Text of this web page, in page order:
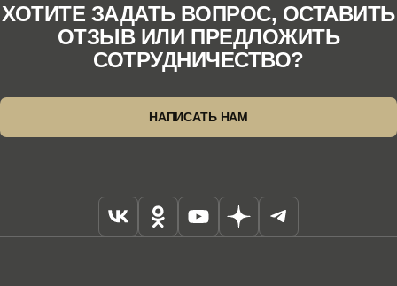
ХОТИТЕ ЗАДАТЬ ВОПРОС, ОСТАВИТЬ
ОТЗЫВ ИЛИ ПРЕДЛОЖИТЬ
СОТРУДНИЧЕСТВО?
НАПИСАТЬ НАМ